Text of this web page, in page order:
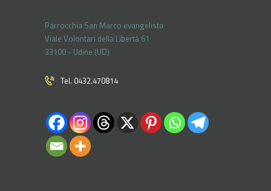
Parrocchia San Marco evangelista
Viale Volontari della Libertá 61
33100 - Udine (UD)
Tel. 0432.470814